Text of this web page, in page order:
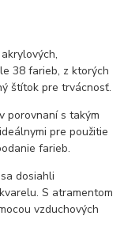
38 farieb, z ktorých
štítok pre trvácnosť.
porovnaní s takým
pre použitie
farieb.
dosiahli
S atramentom
vzduchových